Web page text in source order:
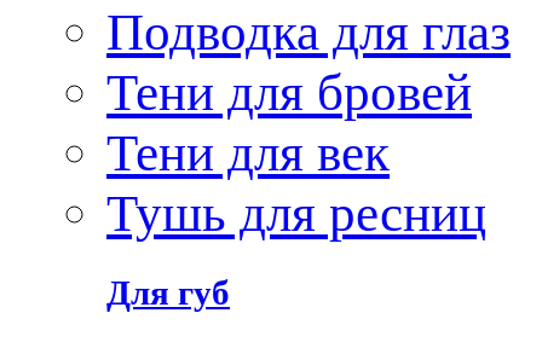
Подводка для глаз
Тени для бровей
Тени для век
Тушь для ресниц
Для губ